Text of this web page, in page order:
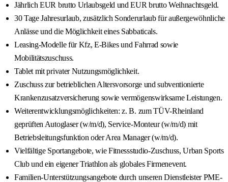
Jährlich EUR brutto Urlaubsgeld und EUR brutto Weihnachtsgeld.
30 Tage Jahresurlaub, zusätzlich Sonderurlaub für außergewöhnliche
Anlässe und die Möglichkeit eines Sabbaticals.
Leasing-Modelle für Kfz, E-Bikes und Fahrrad sowie
Mobilitätszuschuss.
Tablet mit privater Nutzungsmöglichkeit.
Zuschuss zur betrieblichen Altersvorsorge und subventionierte
Krankenzusatzversicherung sowie vermögenswirksame Leistungen.
Weiterentwicklungsmöglichkeiten: z. B. zum TÜV-Rheinland
geprüften Autoglaser (w/m/d), Service-Monteur (w/m/d) mit
Betriebsleitungsfunktion oder Area Manager (w/m/d).
Vielfältige Sportangebote, wie Fitnessstudio-Zuschuss, Urban Sports
Club und ein eigener Triathlon als globales Firmenevent.
Familien-Unterstützungsangebote durch unseren Dienstleister PME-